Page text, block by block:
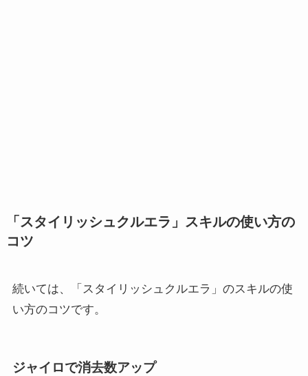
「スタイリッシュクルエラ」スキルの使い方の
コツ
続いては、「スタイリッシュクルエラ」のスキルの使
い方のコツです。
ジャイロで消去数アップ